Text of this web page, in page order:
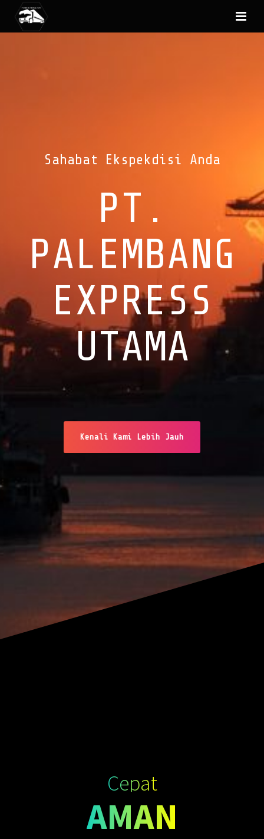
Sahabat Ekspekdisi Anda
PT.
PALEMBANG
EXPRESS
UTAMA
Kenali Kami Lebih Jauh
Cepat
AMAN